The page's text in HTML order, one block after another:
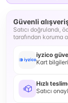
Güvenli
Satıcı doğrulandı,
tarafından koruma
iyzico
Kart
Hızlı
Satıcı